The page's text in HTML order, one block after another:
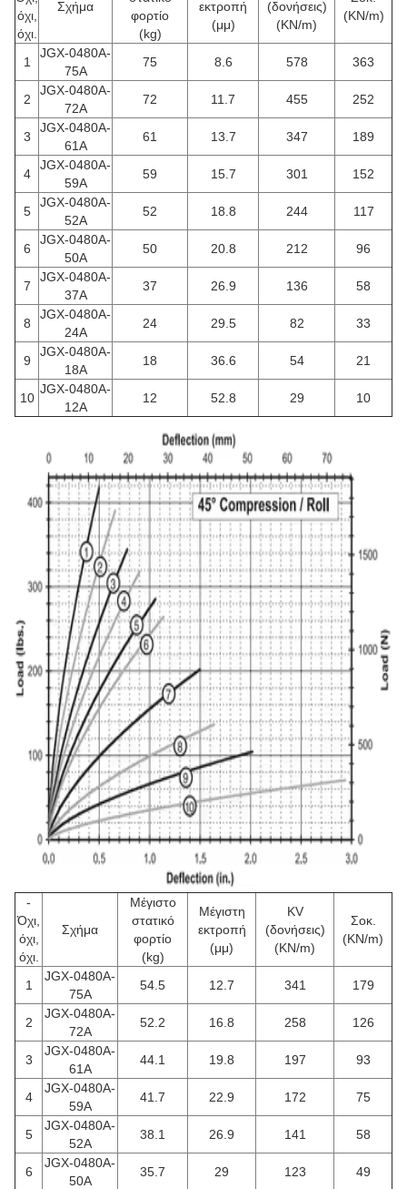
όχι,
όχι.
Σχήμα
φορτίο
(kg)
εκτροπή
(μμ)
(δονήσεις)
(KN/m)
(KN/m)
1
JGX-0480A-
75A
75 8.6 578 363
2
JGX-0480A-
72A
72 11.7 455 252
3
JGX-0480A-
61A
61 13.7 347 189
4
JGX-0480A-
59A
59 15.7 301 152
5
JGX-0480A-
52A
52 18.8 244 117
6
JGX-0480A-
50A
50 20.8 212 96
7
JGX-0480A-
37A
37 26.9 136 58
8
JGX-0480A-
24A
24 29.5 82 33
9
JGX-0480A-
18A
18 36.6 54 21
10
JGX-0480A-
12A
12 52.8 29 10
-
Όχι,
όχι,
όχι.
Σχήμα
Μέγιστο
στατικό
φορτίο
(kg)
Μέγιστη
εκτροπή
(μμ)
KV
(δονήσεις)
(KN/m)
Σοκ.
(KN/m)
1
JGX-0480A-
75A
54.5 12.7 341 179
2
JGX-0480A-
72A
52.2 16.8 258 126
3
JGX-0480A-
61A
44.1 19.8 197 93
4
JGX-0480A-
59A
41.7 22.9 172 75
5
JGX-0480A-
52A
38.1 26.9 141 58
6
JGX-0480A-
50A
35.7 29 123 49